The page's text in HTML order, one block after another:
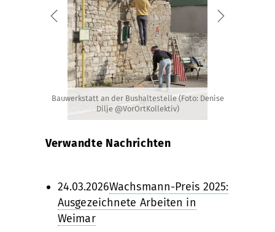
Bauwerkstatt an der Bushaltestelle (Foto: Denise
Dilje @VorOrtKollektiv)
Verwandte Nachrichten
24.03.2026Wachsmann-Preis 2025:
Ausgezeichnete Arbeiten in
Weimar